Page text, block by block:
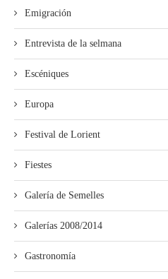
Emigración
Entrevista de la selmana
Escéniques
Europa
Festival de Lorient
Fiestes
Galería de Semelles
Galerías 2008/2014
Gastronomía